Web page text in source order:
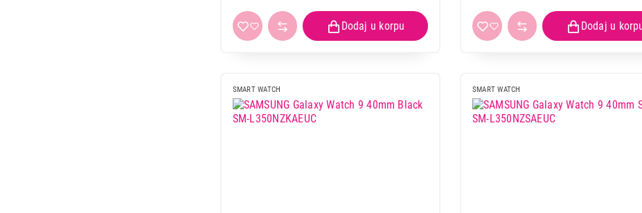
SMART WATCH SMART WATCH
OPREMA ZA MOBILNE TELEFONE